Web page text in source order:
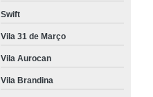
Swift
Vila 31 de Março
Vila Aurocan
Vila Brandina